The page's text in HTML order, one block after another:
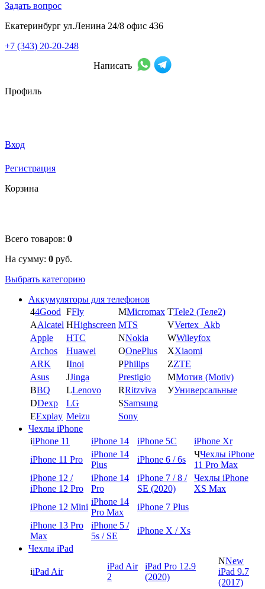
Задать вопрос
Екатеринбург ул.Ленина 24/8 офис 436
+7 (343) 20-20-248
Написать
Профиль
Вход
Регистрация
Корзина
Всего товаров: 0
На сумму: 0 руб.
Выбрать категорию
Аккумуляторы для телефонов
44Good FFly MMicromax TTele2 (Теле2)
AAlcatel HHighscreen MTS VVertex_Akb
Apple
HTC NNokia WWileyfox
Archos
Huawei OOnePlus XXiaomi
ARK
IInoi PPhilips ZZTE
Asus
JJinga Prestigio ММотив (Motiv)
BBQ LLenovo RRitzviva УУниверсальные
DDexp LG SSamsung
EExplay Meizu
Sony
Чехлы iPhone
iiPhone 11 iPhone 14 iPhone 5C
iPhone Xr
iPhone 11 Pro
iPhone 14
Plus
iPhone 6 / 6s
ЧЧехлы iPhone
11 Pro Max
iPhone 12 /
iPhone 12 Pro
iPhone 14
Pro
iPhone 7 / 8 /
SE (2020)
Чехлы iPhone
XS Max
iPhone 12 Mini
iPhone 14
Pro Max
iPhone 7 Plus
iPhone 13 Pro
Max
iPhone 5 /
5s / SE
iPhone X / Xs
Чехлы iPad
iiPad Air
iPad Air
2
iPad Pro 12.9
(2020)
NNew
iPad 9.7
(2017)